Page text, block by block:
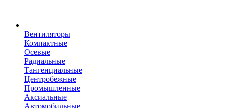
Вентиляторы
Компактные
Осевые
Радиальные
Тангенциальные
Центробежные
Промышленные
Аксиальные
Автомобильные